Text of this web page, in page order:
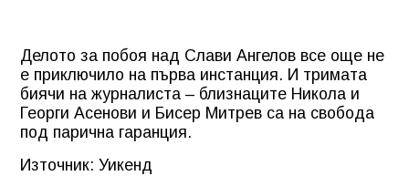
Делото за побоя над Слави Ангелов все още не
е приключило на първа инстанция. И тримата
биячи на журналиста – близнаците Никола и
Георги Асенови и Бисер Митрев са на свобода
под парична гаранция.
Източник: Уикенд